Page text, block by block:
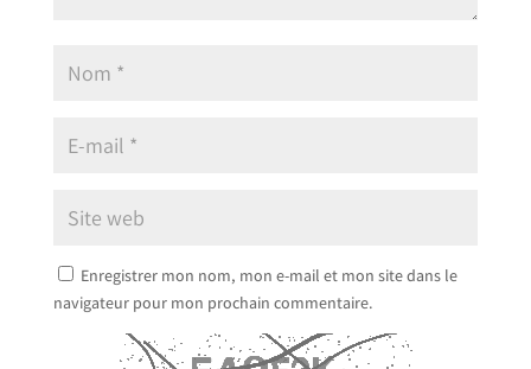
Enregistrer mon nom, mon e-mail et mon site dans le
navigateur pour mon prochain commentaire.